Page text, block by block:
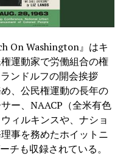
On Washington』はキ
運動家で労働組合の権
ンドルフの開会挨拶
、公民権運動の長年の
ー、NAACP（全米有色
ィルキンスや、ナショ
事を務めたホイットニ
チも収録されている。